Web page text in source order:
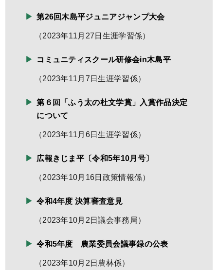
第26回木島平ジュニアジャンプ大会
（2023年11月27日 生涯学習係）
コミュニティスクール研修会in木島平
（2023年11月7日生涯学習係）
第６回「ふう太の杜文学賞」入賞作品決定
について
（2023年11月6日生涯学習係）
広報きじま平〔令和5年10月号〕
（2023年10月16日 政策情報係）
令和4年度 決算審査意見
（2023年10月2日議会事務局）
令和5年度 農業委員会議事録の公表
（2023年10月2日 農林係）